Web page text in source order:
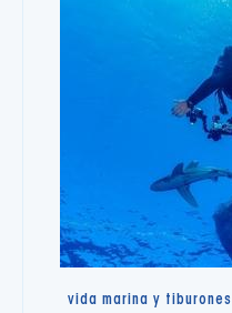
vida marina y tiburones